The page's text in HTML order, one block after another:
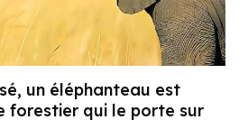
un éléphanteau est
forestier qui le porte sur